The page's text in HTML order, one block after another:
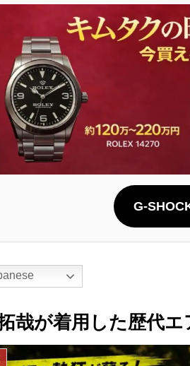
G-
哉が着用した歴代エ